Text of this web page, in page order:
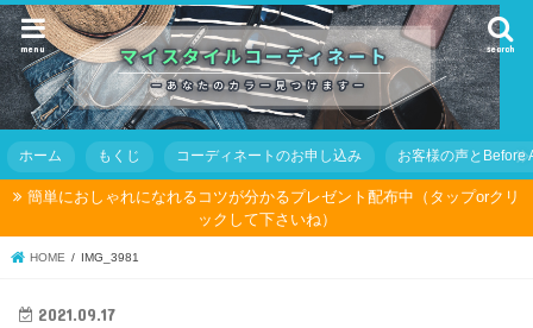
search
menu
ホーム もくじ コーディネートのお申し込み お客様の声とBefore
簡単におしゃれになれるコツが分かるプレゼント配布中（タップorクリ
ックして下さいね）
HOME IMG_3981
2021.09.17